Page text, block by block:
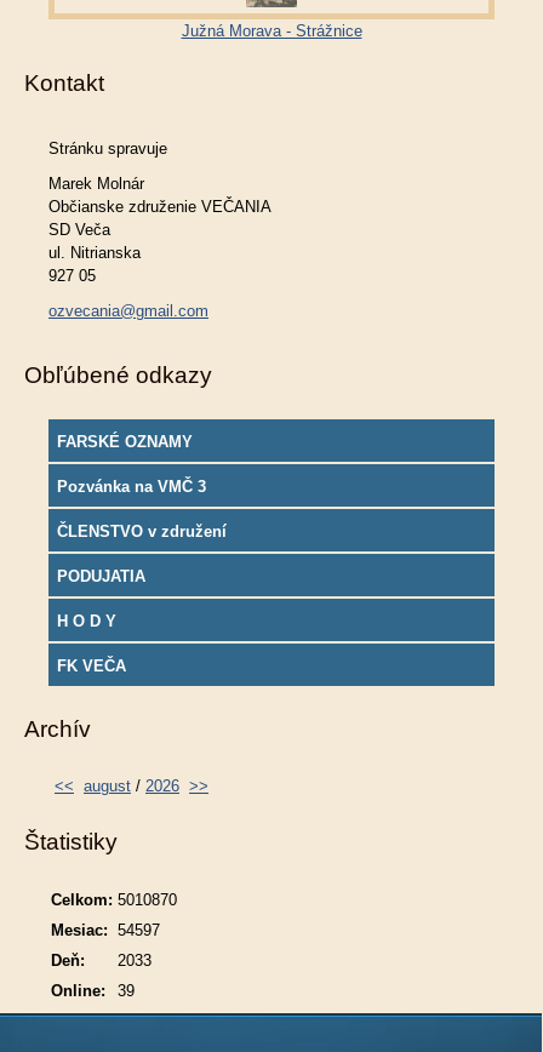
Južná Morava - Strážnice
Kontakt
Stránku spravuje
Marek Molnár
Občianske združenie VEČANIA
SD Veča
ul. Nitrianska
927 05
ozvecania@gmail.com
Obľúbené odkazy
FARSKÉ OZNAMY
Pozvánka na VMČ 3
ČLENSTVO v združení
PODUJATIA
H O D Y
FK VEČA
Archív
<< august / 2026 >>
Štatistiky
Online: 39
Celkom: 5010870
Mesiac: 54597
Deň:
2033